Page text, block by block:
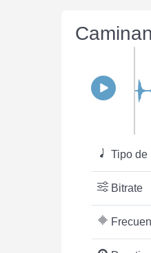
Tipo de
Bitrate